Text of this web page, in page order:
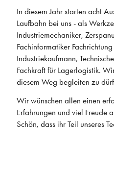
In diesem Jahr starten acht
Laufbahn bei uns - als
Industriemechaniker,
Fachinformatiker
Industriekaufmann,
Fachkraft für Lagerlogistik.
diesem Weg begleiten zu
Wir wünschen allen einen
Erfahrungen und viel Freude
Schön, dass ihr Teil unseres